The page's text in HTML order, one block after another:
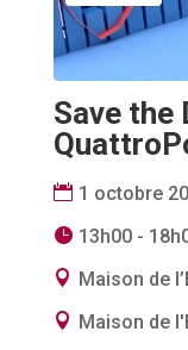
Save the
1 octobre
13h00 -
Maison de
Maison de